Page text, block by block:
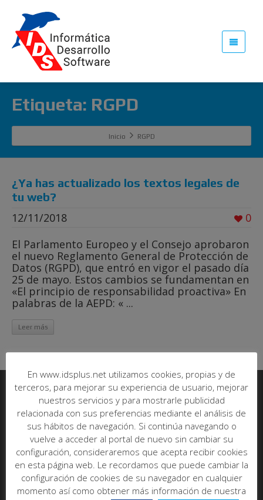
Etiqueta: RGPD
Inicio RGPD
¿Ya has actualizado los textos legales de
tu web?
0
12/11/2018
El Parlamento Europeo y el Consejo aprobaron
el nuevo Reglamento General de Protección de
Datos (RGPD), que entró en vigor el pasado día
25 de mayo. Estos cambios se fundamentan en
«El principio de responsabilidad proactiva» En
palabras de la AEPD: « ...
Leer más
Informática y Desarrollo de Software SL
C/ Poeta Más y Ros, nº7, bajo
46021 - Valencia
Abrir en maps
Tel: 96 393 00 20
E-mail: info@idsplus.net
En www.idsplus.net utilizamos cookies, propias y de
terceros, para mejorar su experiencia de usuario, mejorar
nuestros servicios y para mostrarle publicidad
relacionada con sus preferencias mediante el análisis de
sus hábitos de navegación. Si continúa navegando o
vuelve a acceder al portal de nuevo sin cambiar su
configuración, consideraremos que acepta recibir cookies
en esta página web. Le recordamos que puede cambiar la
configuración de cookies de su navegador en cualquier
momento así como obtener más información de nuestra